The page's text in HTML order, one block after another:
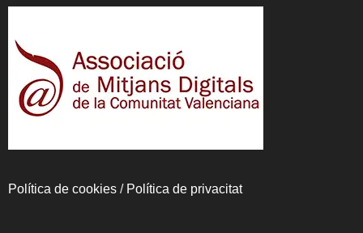
Política de cookies / Política de privacitat